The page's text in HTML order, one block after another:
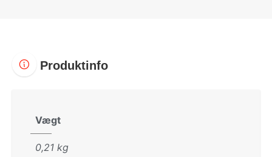
Produktinfo
Vægt
0,21 kg